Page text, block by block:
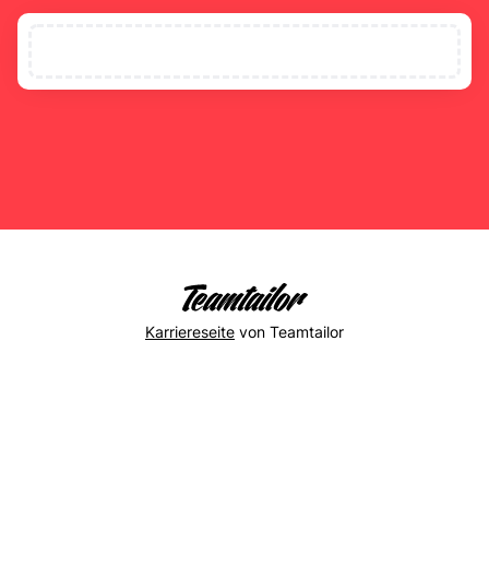
Karriereseite von Teamtailor